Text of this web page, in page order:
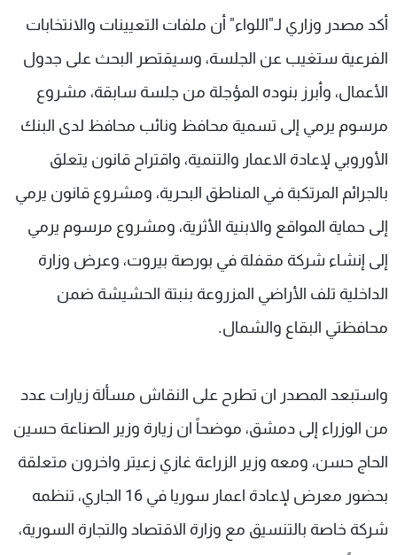
أكد مصدر وزاري لـ"اللواء" أن ملفات التعيينات والانتخابات
الفرعية ستغيب عن الجلسة، وسيقتصر البحث على جدول
الأعمال، وأبرز بنوده المؤجلة من جلسة سابقة، مشروع
مرسوم يرمي إلى تسمية محافظ ونائب محافظ لدى البنك
الأوروبي لإعادة الاعمار والتنمية، واقتراح قانون يتعلق
بالجرائم المرتكبة في المناطق البحرية، ومشروع قانون يرمي
إلى حماية المواقع والابنية الأثرية، ومشروع مرسوم يرمي
إلى إنشاء شركة مقفلة في بورصة بيروت، وعرض وزارة
الداخلية تلف الأراضي المزروعة بنبتة الحشيشة ضمن
محافظتي البقاع والشمال.
واستبعد المصدر ان تطرح على النقاش مسألة زيارات عدد
من الوزراء إلى دمشق، موضحاً ان زيارة وزير الصناعة حسين
الحاج حسن، ومعه وزير الزراعة غازي زعيتر واخرون متعلقة
بحضور معرض لإعادة اعمار سوريا في 16 الجاري، تنظمه
شركة خاصة بالتنسيق مع وزارة الاقتصاد والتجارة السورية،
عن MTV
لاعلاناتكم
وظائف
شروط الإسـتخدام